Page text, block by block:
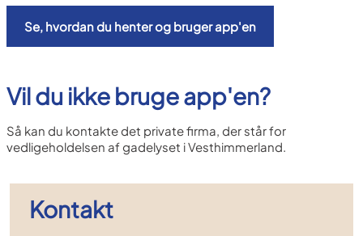
Se, hvordan du henter og bruger app'en
Vil du ikke bruge app'en?
Så kan du kontakte det private firma, der står for
vedligeholdelsen af gadelyset i Vesthimmerland.
Kontakt